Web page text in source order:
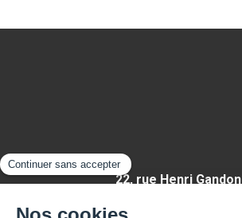
22, rue Henri Gandon